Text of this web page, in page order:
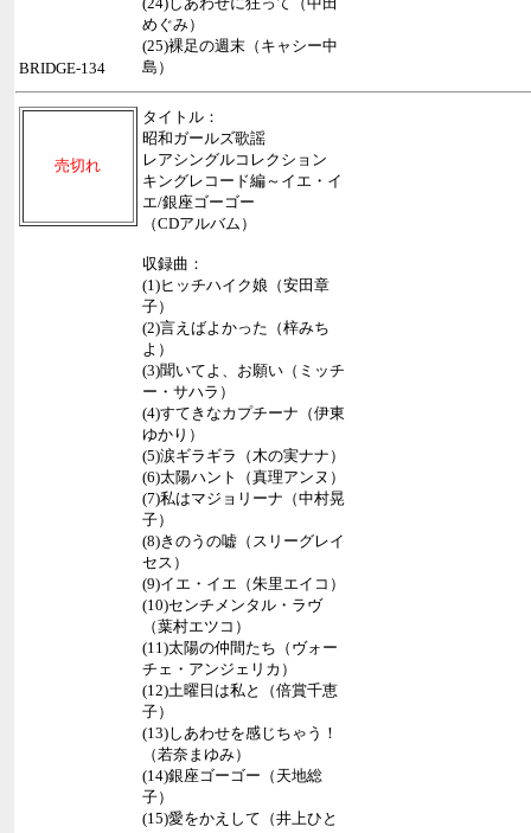
めぐみ）
(25)裸足の週末（キャシー中
島）
BRIDGE-134
売切れ
タイトル：
昭和ガールズ歌謡
レアシングルコレクション
キングレコード編～イエ・イ
エ/銀座ゴーゴー
（CDアルバム）
収録曲：
(1)ヒッチハイク娘（安田章
子）
(2)言えばよかった（梓みち
よ）
(3)聞いてよ、お願い（ミッチ
ー・サハラ）
(4)すてきなカプチーナ（伊東
ゆかり）
(5)涙ギラギラ（木の実ナナ）
(6)太陽ハント（真理アンヌ）
(7)私はマジョリーナ（中村晃
子）
(8)きのうの嘘（スリーグレイ
セス）
(9)イエ・イエ（朱里エイコ）
(10)センチメンタル・ラヴ
（葉村エツコ）
(11)太陽の仲間たち（ヴォー
チェ・アンジェリカ）
(12)土曜日は私と（倍賞千恵
子）
(13)しあわせを感じちゃう！
（若奈まゆみ）
(14)銀座ゴーゴー（天地総
子）
(15)愛をかえして（井上ひと